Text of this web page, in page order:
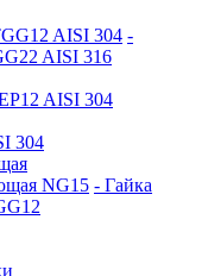
AISI 304 -
AISI 316
AISI 304
304
NG15 - Гайка